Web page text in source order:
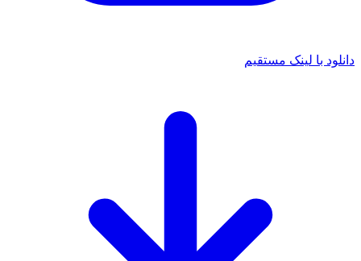
با لینک مستقیم